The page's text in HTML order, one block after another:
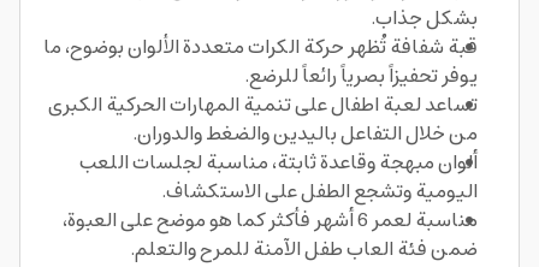
بشكل جذاب.
قبة شفافة تُظهر حركة الكرات متعددة الألوان بوضوح، ما
يوفر تحفيزاً بصرياً رائعاً للرضع.
تساعد لعبة اطفال على تنمية المهارات الحركية الكبرى
من خلال التفاعل باليدين والضغط والدوران.
ألوان مبهجة وقاعدة ثابتة، مناسبة لجلسات اللعب
اليومية وتشجع الطفل على الاستكشاف.
مناسبة لعمر 6 أشهر فأكثر كما هو موضح على العبوة،
ضمن فئة العاب طفل الآمنة للمرح والتعلم.